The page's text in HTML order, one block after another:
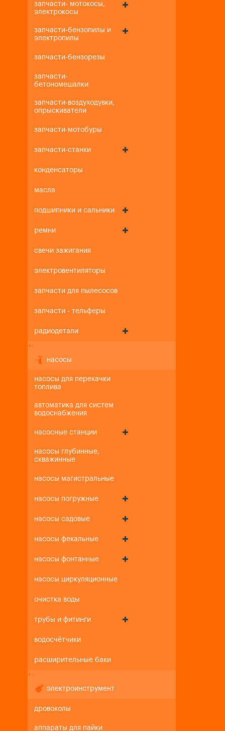
запчасти- мотокосы,
электрокосы
запчасти-бензопилы и
электропилы
запчасти-бензорезы
запчасти-
бетономешалки
запчасти-воздуходувки,
опрыскиватели
запчасти-мотобуры
запчасти-станки
конденсаторы
масла
подшипники и сальники
ремни
свечи зажигания
электровентиляторы
запчасти для пылесосов
запчасти - тельферы
радиодетали
+-
насосы
насосы для перекачки
топлива
автоматика для систем
водоснабжения
насосные станции
насосы глубинные,
скважинные
насосы магистральные
насосы погружные
насосы садовые
насосы фекальные
насосы фонтанные
насосы циркуляционные
очистка воды
трубы и фитинги
водосчётчики
расширительные баки
+-
электроинструмент
дровоколы
аппараты для пайки